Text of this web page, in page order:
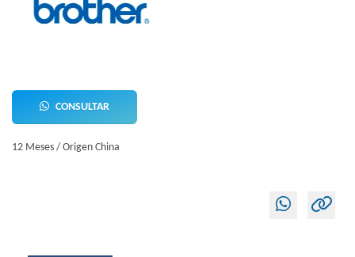
CONSULTAR
12 Meses / Origen China